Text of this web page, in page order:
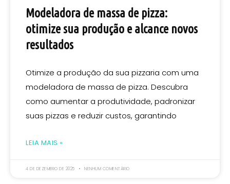
Modeladora de massa de pizza:
otimize sua produção e alcance novos
resultados
Otimize a produção da sua pizzaria com uma
modeladora de massa de pizza. Descubra
como aumentar a produtividade, padronizar
suas pizzas e reduzir custos, garantindo
LEIA MAIS »
4 DE DEZEMBRO DE 2025 NENHUM COMENTÁRIO